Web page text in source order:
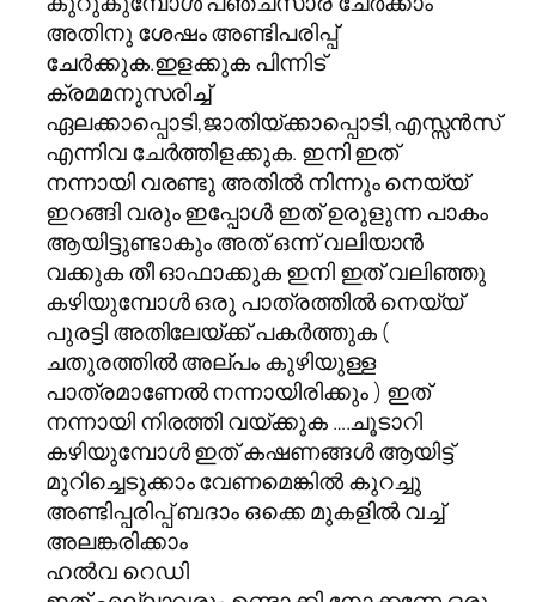
അതിനു ശേഷം അണ്ടിപരിപ്പ്
ചേര്‍ക്കുക.ഇളക്കുക പിന്നിട്
ക്രമമനുസരിച്ച്‌
ഏലക്കാപ്പൊടി,ജാതിയ്ക്കാപ്പൊടി,എസ്സന്‍സ്
എന്നിവ ചേര്‍ത്തിളക്കുക. ഇനി ഇത്
നന്നായി വരണ്ടു അതില്‍ നിന്നും നെയ്യ്
ഇറങ്ങി വരും ഇപ്പോള്‍ ഇത് ഉരുളുന്ന പാകം
ആയിട്ടുണ്ടാകും അത് ഒന്ന് വലിയാന്‍
വക്കുക തീ ഓഫാക്കുക ഇനി ഇത് വലിഞ്ഞു
കഴിയുമ്പോള്‍ ഒരു പാത്രത്തില്‍ നെയ്യ്
പുരട്ടി അതിലേയ്ക്ക് പകര്‍ത്തുക (
ചതുരത്തില്‍ അല്പം കുഴിയുള്ള
പാത്രമാണേല്‍ നന്നായിരിക്കും ) ഇത്
നന്നായി നിരത്തി വയ്ക്കുക ….ചൂടാറി
കഴിയുമ്പോള്‍ ഇത് കഷണങ്ങള്‍ ആയിട്ട്
മുറിച്ചെടുക്കാം വേണമെങ്കില്‍ കുറച്ചു
അണ്ടിപ്പരിപ്പ് ബദാം ഒക്കെ മുകളില്‍ വച്ച്
അലങ്കരിക്കാം
ഹല്‍വ റെഡി